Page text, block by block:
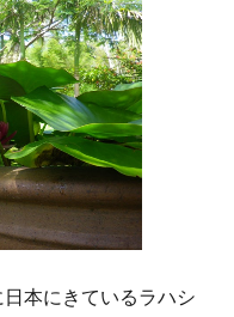
本にきているラハシ